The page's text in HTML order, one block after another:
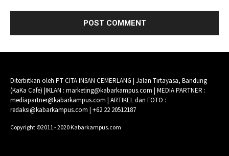
Diterbitkan oleh PT CITA INSAN CEMERLANG | Jalan Tirtayasa, Bandung
(KaKa Cafe) |IKLAN : marketing@kabarkampus.com | MEDIA PARTNER :
mediapartner@kabarkampus.com | ARTIKEL dan FOTO :
redaksi@kabarkampus.com | +62 22 20512187
Copyright ©2011 - 2020 Kabarkampus.com